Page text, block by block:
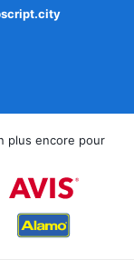
plus encore pour